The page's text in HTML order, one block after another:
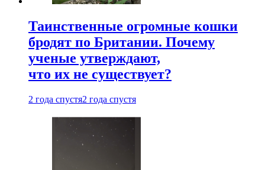
Таинственные огромные кошки
бродят по Британии. Почему
ученые утверждают,
что их не существует?
2 года спустя2 года спустя